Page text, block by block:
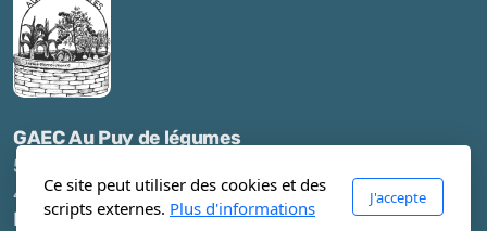
GAEC Au Puy de légumes
53 rue du 8 mai 1945
42610 Saint Romain le Puy
Menu principal
Ce site peut utiliser des cookies et des
scripts externes. Plus d'informations
J'accepte